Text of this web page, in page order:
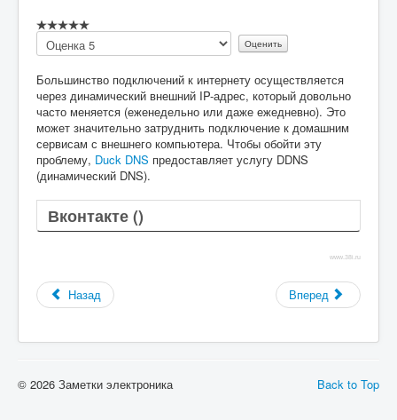
Пожалуйста,
оцените
Большинство подключений к интернету осуществляется
через динамический внешний IP-адрес, который довольно
часто меняется (еженедельно или даже ежедневно). Это
может значительно затруднить подключение к домашним
сервисам с внешнего компьютера. Чтобы обойти эту
проблему, Duck DNS предоставляет услугу DDNS
(динамический DNS).
Вконтакте ()
www.38i.ru
Назад Вперед
Back to Top
© 2026 Заметки электроника